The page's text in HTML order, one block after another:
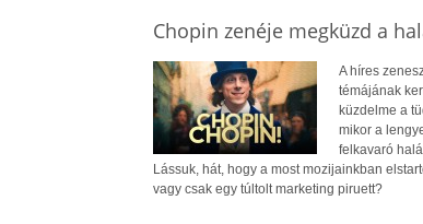
Chopin zenéje megküzd a
A híres
témájának
küzdelme a
mikor a
felkavaró
Lássuk, hát, hogy a most mozijainkban
vagy csak egy túltolt marketing piruett?